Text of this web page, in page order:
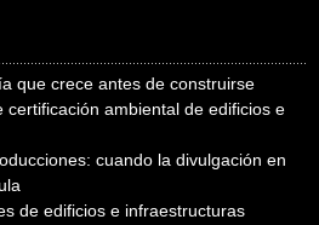
que crece antes de construirse
certificación ambiental de edificios e
cuando la divulgación en
de edificios e infraestructuras